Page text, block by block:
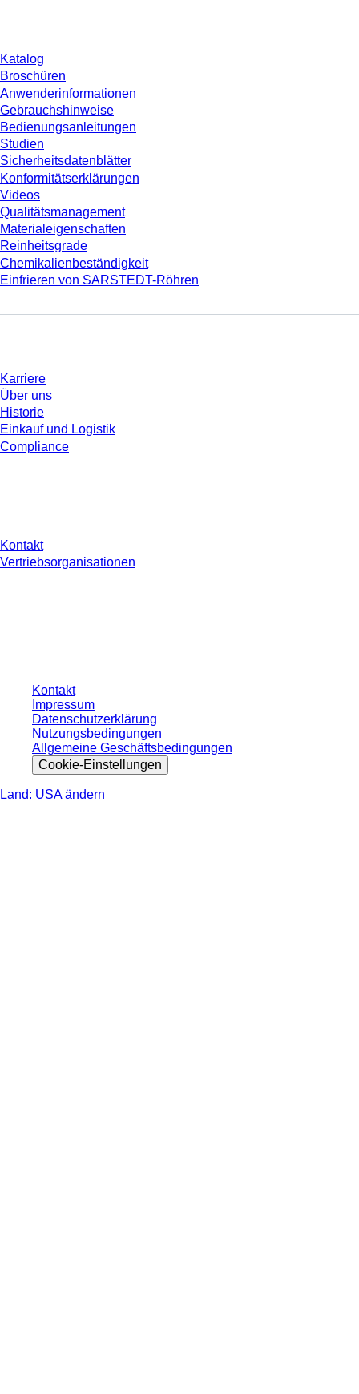
Katalog
Broschüren
Anwenderinformationen
Gebrauchshinweise
Bedienungsanleitungen
Studien
Sicherheitsdatenblätter
Konformitätserklärungen
Videos
Qualitätsmanagement
Materialeigenschaften
Reinheitsgrade
Chemikalienbeständigkeit
Einfrieren von SARSTEDT-Röhren
Karriere
Über uns
Historie
Einkauf und Logistik
Compliance
Kontakt
Vertriebsorganisationen
Kontakt
Impressum
Datenschutzerklärung
Nutzungsbedingungen
Allgemeine Geschäftsbedingungen
Cookie-Einstellungen
Land: USA ändern